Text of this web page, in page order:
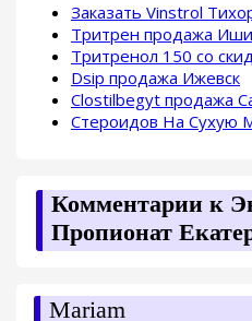
Заказать Vinstrol
Тритрен продажа
Тритренол 150 со
Dsip продажа Ижевск
Clostilbegyt продажа
Стероидов На Сухую
Комментарии к
Пропионат
Mariam